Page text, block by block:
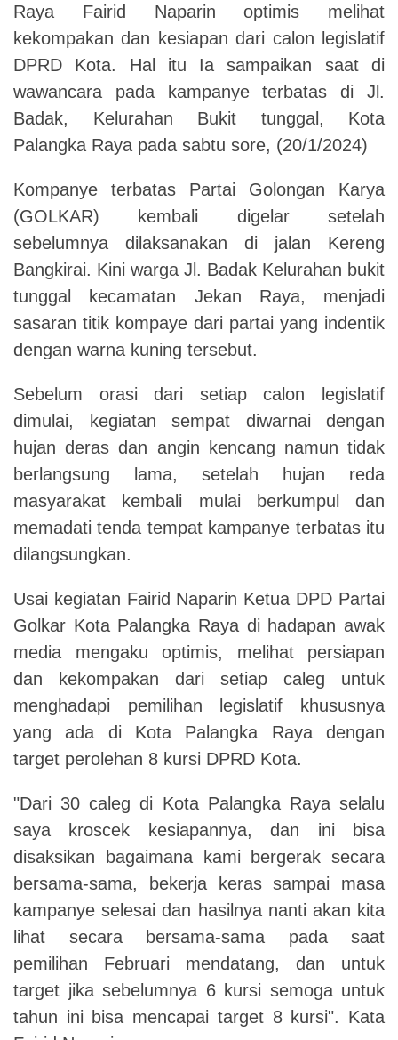
Raya Fairid Naparin optimis melihat
kekompakan dan kesiapan dari calon legislatif
DPRD Kota. Hal itu Ia sampaikan saat di
wawancara pada kampanye terbatas di Jl.
Badak, Kelurahan Bukit tunggal, Kota
Palangka Raya pada sabtu sore, (20/1/2024)
Kompanye terbatas Partai Golongan Karya
(GOLKAR) kembali digelar setelah
sebelumnya dilaksanakan di jalan Kereng
Bangkirai. Kini warga Jl. Badak Kelurahan bukit
tunggal kecamatan Jekan Raya, menjadi
sasaran titik kompaye dari partai yang indentik
dengan warna kuning tersebut.
Sebelum orasi dari setiap calon legislatif
dimulai, kegiatan sempat diwarnai dengan
hujan deras dan angin kencang namun tidak
berlangsung lama, setelah hujan reda
masyarakat kembali mulai berkumpul dan
memadati tenda tempat kampanye terbatas itu
dilangsungkan.
Usai kegiatan Fairid Naparin Ketua DPD Partai
Golkar Kota Palangka Raya di hadapan awak
media mengaku optimis, melihat persiapan
dan kekompakan dari setiap caleg untuk
menghadapi pemilihan legislatif khususnya
yang ada di Kota Palangka Raya dengan
target perolehan 8 kursi DPRD Kota.
"Dari 30 caleg di Kota Palangka Raya selalu
saya kroscek kesiapannya, dan ini bisa
disaksikan bagaimana kami bergerak secara
bersama-sama, bekerja keras sampai masa
kampanye selesai dan hasilnya nanti akan kita
lihat secara bersama-sama pada saat
pemilihan Februari mendatang, dan untuk
target jika sebelumnya 6 kursi semoga untuk
tahun ini bisa mencapai target 8 kursi". Kata